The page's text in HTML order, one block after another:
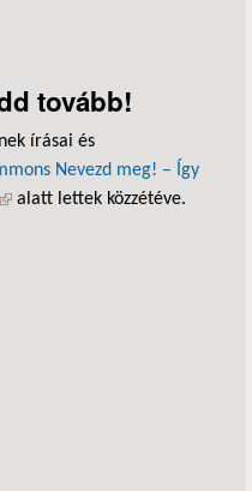
tovább!
írásai és
Nevezd meg! – Így
(külső hivatkozás)
alatt lettek közzétéve.